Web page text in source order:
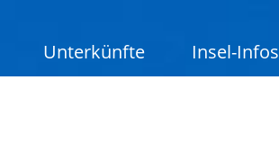
Unterkünfte Insel-Infos